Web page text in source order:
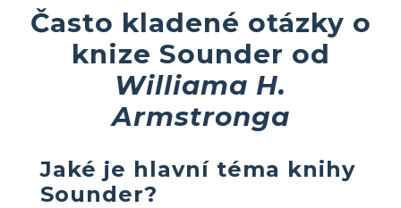
Často kladené otázky o
knize Sounder od
Williama H.
Armstronga
Jaké je hlavní téma knihy
Sounder?